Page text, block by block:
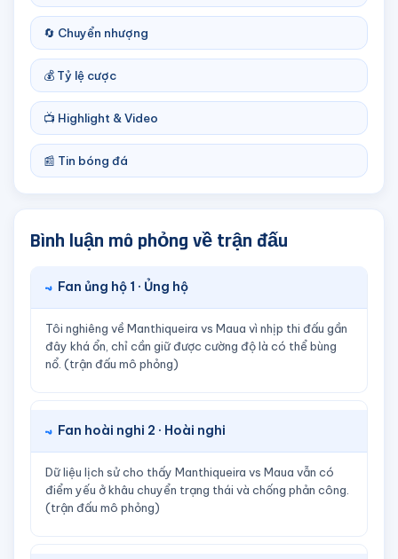
🔄 Chuyển nhượng
💰 Tỷ lệ cược
📺 Highlight & Video
📰 Tin bóng đá
Bình luận mô phỏng về trận đấu
Fan ủng hộ 1 · Ủng hộ
Tôi nghiêng về Manthiqueira vs Maua vì nhịp thi đấu gần
đây khá ổn, chỉ cần giữ được cường độ là có thể bùng
nổ. (trận đấu mô phỏng)
Fan hoài nghi 2 · Hoài nghi
Dữ liệu lịch sử cho thấy Manthiqueira vs Maua vẫn có
điểm yếu ở khâu chuyển trạng thái và chống phản công.
(trận đấu mô phỏng)